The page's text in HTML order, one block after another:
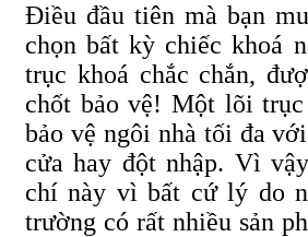
Điều đầu tiên mà bạn
chọn bất kỳ chiếc khoá
trục khoá chắc chắn,
chốt bảo vệ! Một lõi
bảo vệ ngôi nhà tối đa
cửa hay đột nhập. Vì
chí này vì bất cứ lý do
trường có rất nhiều sản